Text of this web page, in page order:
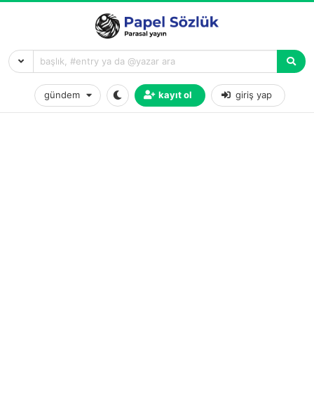
gündem kayıt ol giriş yap